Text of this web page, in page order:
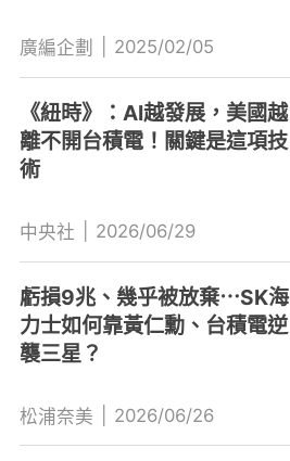
廣編企劃 2025/02/05
《紐時》：AI越發展，美國越
離不開台積電！關鍵是這項技
術
中央社 2026/06/29
虧損9兆、幾乎被放棄⋯SK海
力士如何靠黃仁勳、台積電逆
襲三星？
松浦奈美 2026/06/26